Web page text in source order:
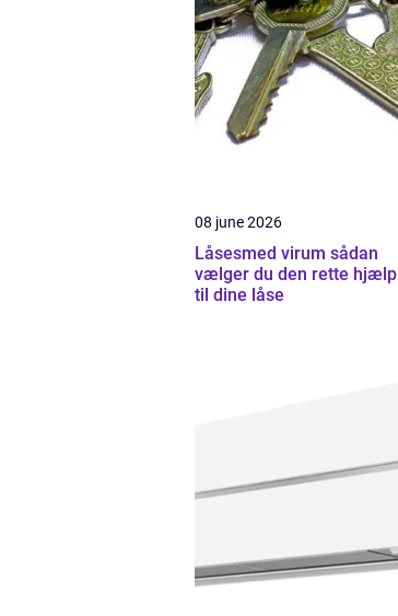
08 june 2026
Låsesmed virum sådan
vælger du den rette hjælp
til dine låse